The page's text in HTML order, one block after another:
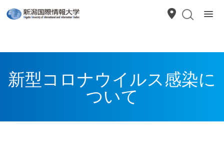
新型コロナウイルス感染に
ついて